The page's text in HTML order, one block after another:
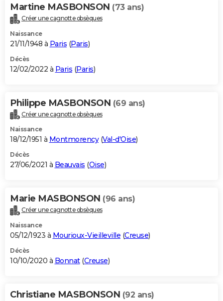
Martine MASBONSON (73 ans)
Créer une cagnotte obsèques
Naissance
21/11/1948 à Paris (Paris)
Décès
12/02/2022 à Paris (Paris)
Philippe MASBONSON (69 ans)
Créer une cagnotte obsèques
Naissance
18/12/1951 à Montmorency(Val-d'Oise)
Décès
27/06/2021 à Beauvais (Oise)
Marie MASBONSON (96 ans)
Créer une cagnotte obsèques
Naissance
05/12/1923 à Mourioux-Vieilleville (Creuse)
Décès
10/10/2020 à Bonnat(Creuse)
Christiane MASBONSON (92 ans)